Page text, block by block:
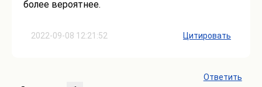
2022-09-08 12:21:52
более вероятнее.
Цитировать
Ответить